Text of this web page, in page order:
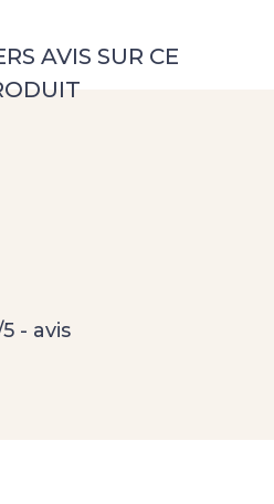
- avis